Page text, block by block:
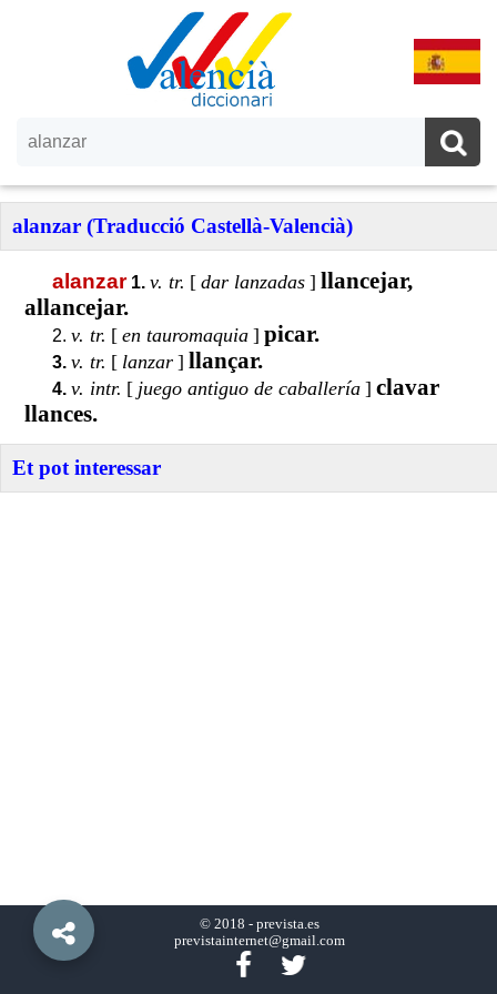
alanzar (Traducció Castellà-Valencià)
alanzar 1. v. tr. [ dar lanzadas ] llancejar,
allancejar.
2. v. tr. [ en tauromaquia ] picar.
3. v. tr. [ lanzar ] llançar.
4. v. intr. [ juego antiguo de caballería ] clavar
llances.
Et pot interessar
© 2018 - prevista.es
previstainternet@gmail.com